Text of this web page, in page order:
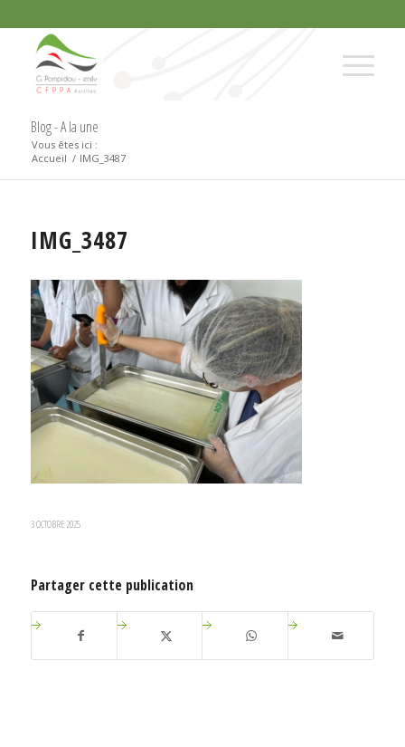
Blog - A la une
Vous êtes ici :
Accueil / IMG_3487
IMG_3487
3 OCTOBRE 2025
Partager cette publication